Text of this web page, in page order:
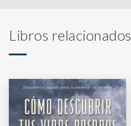
Libros relacionados